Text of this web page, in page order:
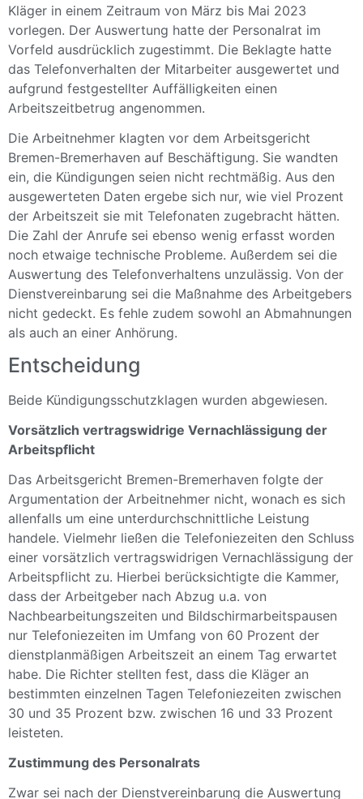
Kläger in einem Zeitraum von März bis Mai 2023
vorlegen. Der Auswertung hatte der Personalrat im
Vorfeld ausdrücklich zugestimmt. Die Beklagte hatte
das Telefonverhalten der Mitarbeiter ausgewertet und
aufgrund festgestellter Auffälligkeiten einen
Arbeitszeitbetrug angenommen.
Die Arbeitnehmer klagten vor dem Arbeitsgericht
Bremen-Bremerhaven auf Beschäftigung. Sie wandten
ein, die Kündigungen seien nicht rechtmäßig. Aus den
ausgewerteten Daten ergebe sich nur, wie viel Prozent
der Arbeitszeit sie mit Telefonaten zugebracht hätten.
Die Zahl der Anrufe sei ebenso wenig erfasst worden
noch etwaige technische Probleme. Außerdem sei die
Auswertung des Telefonverhaltens unzulässig. Von der
Dienstvereinbarung sei die Maßnahme des Arbeitgebers
nicht gedeckt. Es fehle zudem sowohl an Abmahnungen
als auch an einer Anhörung.
Entscheidung
Beide Kündigungsschutzklagen wurden abgewiesen.
Vorsätzlich vertragswidrige Vernachlässigung der
Arbeitspflicht
Das Arbeitsgericht Bremen-Bremerhaven folgte der
Argumentation der Arbeitnehmer nicht, wonach es sich
allenfalls um eine unterdurchschnittliche Leistung
handele. Vielmehr ließen die Telefoniezeiten den Schluss
einer vorsätzlich vertragswidrigen Vernachlässigung der
Arbeitspflicht zu. Hierbei berücksichtigte die Kammer,
dass der Arbeitgeber nach Abzug u.a. von
Nachbearbeitungszeiten und Bildschirmarbeitspausen
nur Telefoniezeiten im Umfang von 60 Prozent der
dienstplanmäßigen Arbeitszeit an einem Tag erwartet
habe. Die Richter stellten fest, dass die Kläger an
bestimmten einzelnen Tagen Telefoniezeiten zwischen
30 und 35 Prozent bzw. zwischen 16 und 33 Prozent
leisteten.
Zustimmung des Personalrats
Zwar sei nach der Dienstvereinbarung die Auswertung